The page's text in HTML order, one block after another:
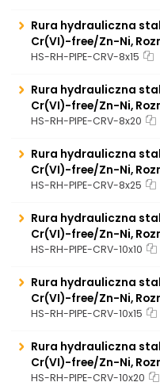
Rura hydrauliczna
Cr(VI)-free/Zn-Ni,
HS-RH-PIPE-CRV-8x15
Rura hydrauliczna
Cr(VI)-free/Zn-Ni,
HS-RH-PIPE-CRV-8x20
Rura hydrauliczna
Cr(VI)-free/Zn-Ni,
HS-RH-PIPE-CRV-8x25
Rura hydrauliczna
Cr(VI)-free/Zn-Ni,
HS-RH-PIPE-CRV-10x10
Rura hydrauliczna
Cr(VI)-free/Zn-Ni,
HS-RH-PIPE-CRV-10x15
Rura hydrauliczna
Cr(VI)-free/Zn-Ni,
HS-RH-PIPE-CRV-10x20